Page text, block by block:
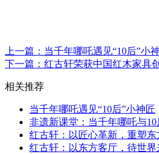
上一篇：当千年哪吒遇见“10后”小
下一篇：红古轩荣获中国红木家具
相关推荐
当千年哪吒遇见“10后”小神匠
非遗新课堂：当千年哪吒与10
红古轩：以匠心革新，重塑东
红古轩：以东方客厅，待世界